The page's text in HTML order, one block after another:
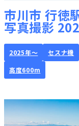
市川市 行徳
写真撮影
2025年～ セスナ機
高度600m